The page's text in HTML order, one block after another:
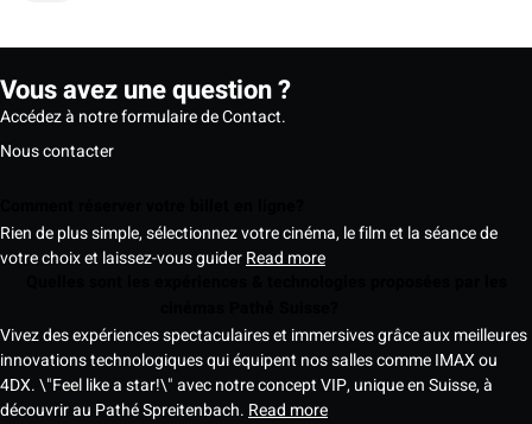
Vous avez une question ?
Accédez à notre formulaire de Contact.
Nous contacter
Rien de plus simple, sélectionnez votre cinéma, le film et la séance de
votre choix et laissez-vous guiderRead more
Vivez des expériences spectaculaires et immersives grâce aux meilleures
innovations technologiques qui équipent nos salles comme IMAX ou
4DX. \"Feel like a star!\" avec notre concept VIP, unique en Suisse, à
découvrir au Pathé Spreitenbach. Read more